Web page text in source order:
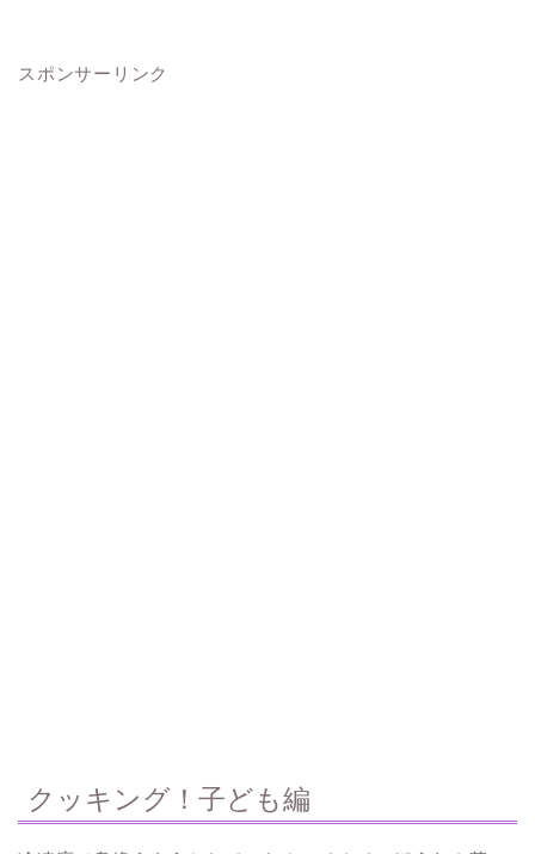
スポンサーリンク
クッキング！子ども編